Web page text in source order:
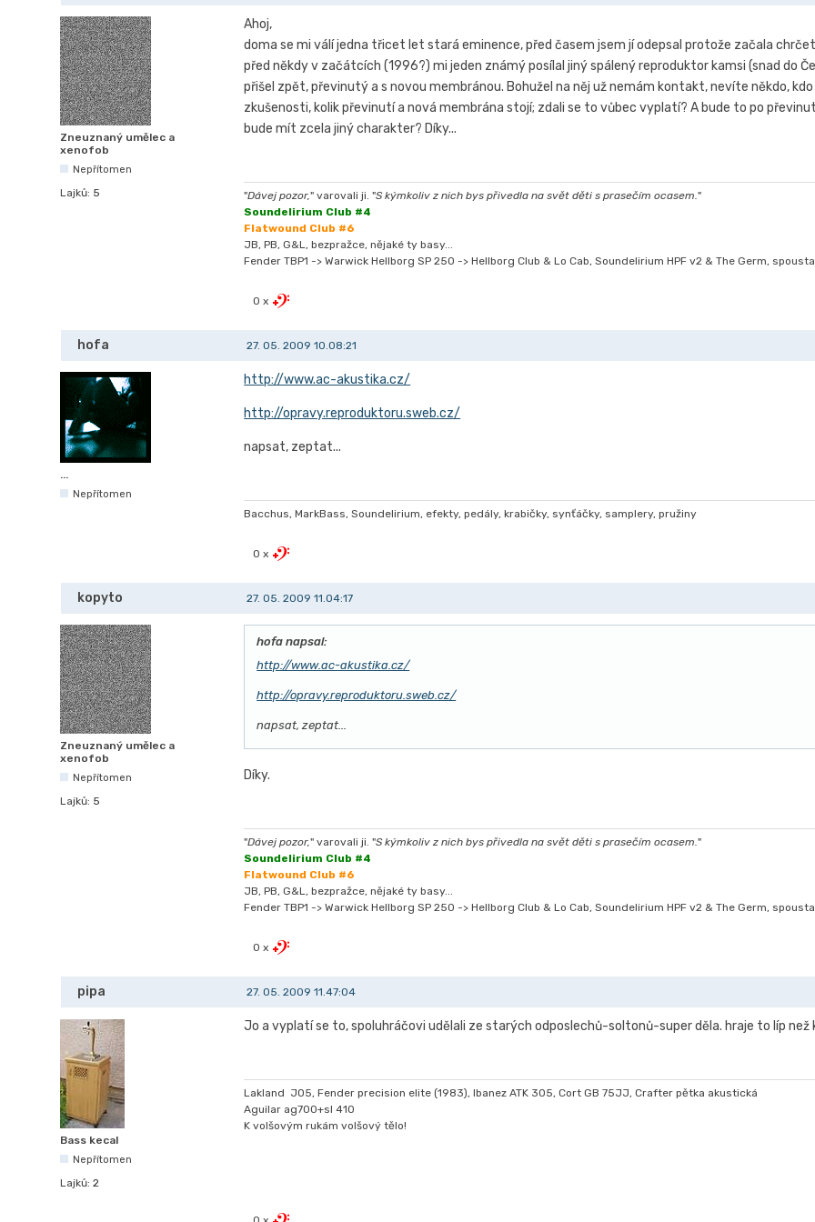
Zneuznaný umělec a
xenofob
Nepřítomen
Lajků: 5
Ahoj,
doma se mi válí jedna třicet let stará eminence, před časem jsem jí odepsal protože začala
před někdy v začátcích (1996?) mi jeden známý posílal jiný spálený reproduktor kamsi (snad do
přišel zpět, převinutý a s novou membránou. Bohužel na něj už nemám kontakt, nevíte někdo,
zkušenosti, kolik převinutí a nová membrána stojí; zdali se to vůbec vyplatí? A bude to po
bude mít zcela jiný charakter? Díky...
"Dávej pozor," varovali ji. "S kýmkoliv z nich bys přivedla na svět děti s prasečím ocasem."
Soundelirium Club #4
Flatwound Club #6
JB, PB, G&L, bezpražce, nějaké ty basy...
Fender TBP1 -> Warwick Hellborg SP 250 -> Hellborg Club & Lo Cab, Soundelirium HPF v2 & The Germ,
0 x
hofa 27. 05. 2009 10.08:21
...
Nepřítomen
http://www.ac-akustika.cz/
http://opravy.reproduktoru.sweb.cz/
napsat, zeptat...
Bacchus, MarkBass, Soundelirium, efekty, pedály, krabičky, synťáčky, samplery, pružiny
0 x
kopyto 27. 05. 2009 11.04:17
Zneuznaný umělec a
xenofob
Nepřítomen
Lajků: 5
hofa napsal:
http://www.ac-akustika.cz/
http://opravy.reproduktoru.sweb.cz/
napsat, zeptat...
Díky.
"Dávej pozor," varovali ji. "S kýmkoliv z nich bys přivedla na svět děti s prasečím ocasem."
Soundelirium Club #4
Flatwound Club #6
JB, PB, G&L, bezpražce, nějaké ty basy...
Fender TBP1 -> Warwick Hellborg SP 250 -> Hellborg Club & Lo Cab, Soundelirium HPF v2 & The Germ,
0 x
pipa 27. 05. 2009 11.47:04
Bass kecal
Nepřítomen
Lajků:2
Jo a vyplatí se to, spoluhráčovi udělali ze starých odposlechů-soltonů-super děla. hraje to líp než
Lakland JO5, Fender precision elite (1983), Ibanez ATK 305, Cort GB 75JJ, Crafter pětka akustická
Aguilar ag700+sl 410
K volšovým rukám volšový tělo!